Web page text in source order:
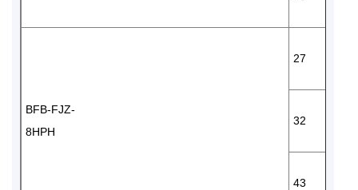
BFB-FJZ-
8HPH
27
32
43